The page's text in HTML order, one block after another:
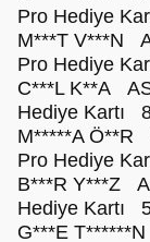
Pro Hediye
M***T V***N
Pro Hediye
C***L K**A
Hediye
M*****A Ö**R
Pro Hediye
B***R Y***Z
Hediye
G***E